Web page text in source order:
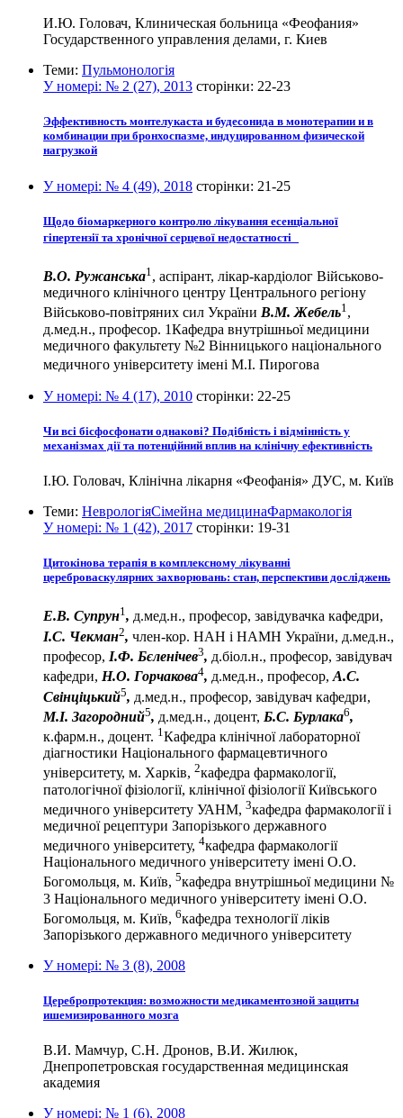
И.Ю. Головач, Клиническая больница «Феофания»
Государственного управления делами, г. Киев
Теми: Пульмонологія
У номері: № 2 (27), 2013 сторінки: 22-23
Эффективность монтелукаста и будесонида в монотерапии и в
комбинации при бронхоспазме, индуцированном физической
нагрузкой
У номері: № 4 (49), 2018 сторінки: 21-25
Щодо біомаркерного контролю лікування есенціальної
гіпертензії та хронічної серцевої недостатності
В.О. Ружанська1 , аспірант, лікар-кардіолог Військово-
медичного клінічного центру Центрального регіону
Військово-повітряних сил України В.М. Жебель1,
д.мед.н., професор. 1Кафедра внутрішньої медицини
медичного факультету №2 Вінницького національного
медичного університету імені М.І. Пирогова
У номері: № 4 (17), 2010 сторінки: 22-25
Чи всі бісфосфонати однакові? Подібність і відмінність у
механізмах дії та потенційний вплив на клінічну ефективність
І.Ю. Головач, Клінічна лікарня «Феофанія» ДУС, м. Київ
Теми: НеврологіяСімейна медицинаФармакологія
У номері: № 1 (42), 2017 сторінки: 19-31
Цитокінова терапія в комплексному лікуванні
цереброваскулярних захворювань: стан, перспективи досліджень
Е.В. Супрун1, д.мед.н., професор, завідувачка кафедри,
І.С. Чекман2, член-кор. НАН і НАМН України, д.мед.н.,
професор, І.Ф. Бєленічев3, д.біол.н., професор, завідувач
кафедри, Н.О. Горчакова4, д.мед.н., професор,А.С.
Свінціцький5, д.мед.н., професор, завідувач кафедри,
М.І. Загородний5, д.мед.н., доцент, Б.С. Бурлака6,
к.фарм.н., доцент. 1Кафедра клінічної лабораторної
діагностики Національного фармацевтичного
університету, м. Харків, 2кафедра фармакології,
патологічної фізіології, клінічної фізіології Київського
медичного університету УАНМ, 3кафедра фармакології і
медичної рецептури Запорізького державного
медичного університету, 4кафедра фармакології
Національного медичного університету імені О.О.
Богомольця, м. Київ, 5кафедра внутрішньої медицини №
3 Національного медичного університету імені О.О.
Богомольця, м. Київ, 6кафедра технології ліків
Запорізького державного медичного університету
У номері: № 3 (8), 2008
Церебропротекция: возможности медикаментозной защиты
ишемизированного мозга
В.И. Мамчур, С.Н. Дронов, В.И. Жилюк,
Днепропетровская государственная медицинская
академия
У номері: № 1 (6), 2008